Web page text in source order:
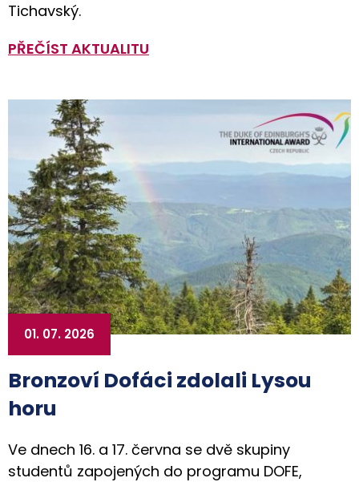
Tichavský.
PŘEČÍST AKTUALITU
Bronzoví Dofáci zdolali Lysou
horu
01. 07. 2026
Ve dnech 16. a 17. června se dvě skupiny
studentů zapojených do programu DOFE,